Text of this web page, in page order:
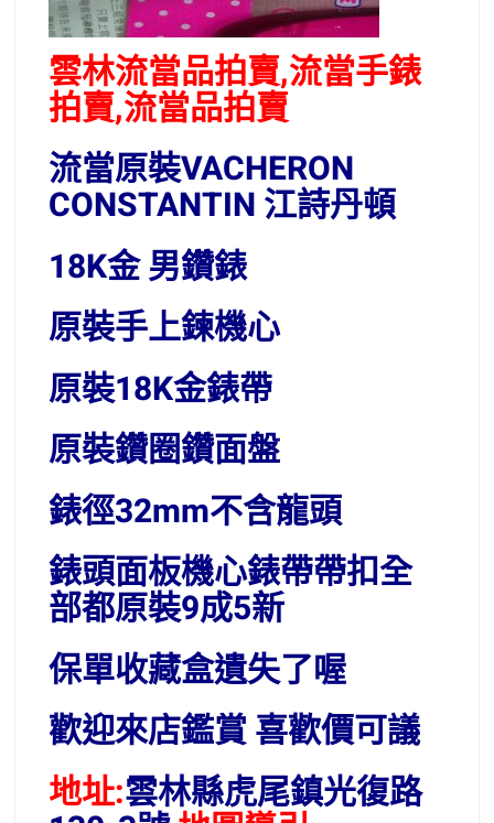
雲林流當品拍賣,流當手錶
拍賣,流當品拍賣
流當原裝VACHERON
CONSTANTIN 江詩丹頓
18K金 男鑽錶
原裝手上鍊機心
原裝18K金錶帶
原裝鑽圈鑽面盤
錶徑32mm不含龍頭
錶頭面板機心錶帶帶扣全
部都原裝9成5新
保單收藏盒遺失了喔
歡迎來店鑑賞 喜歡價可議
地址:雲林縣虎尾鎮光復路